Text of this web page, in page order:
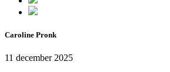
Caroline Pronk
11 december 2025